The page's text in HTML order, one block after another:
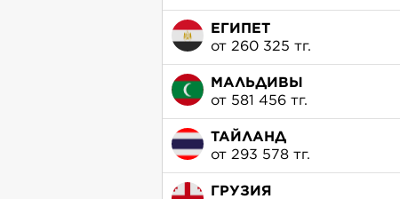
ЕГИПЕТ
от 260 325 тг.
МАЛЬДИВЫ
от 581 456 тг.
ТАЙЛАНД
от 293 578 тг.
ГРУЗИЯ